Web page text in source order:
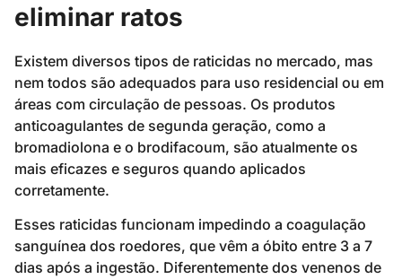
eliminar ratos
Existem diversos tipos de raticidas no mercado, mas
nem todos são adequados para uso residencial ou em
áreas com circulação de pessoas. Os produtos
anticoagulantes de segunda geração, como a
bromadiolona e o brodifacoum, são atualmente os
mais eficazes e seguros quando aplicados
corretamente.
Esses raticidas funcionam impedindo a coagulação
sanguínea dos roedores, que vêm a óbito entre 3 a 7
dias após a ingestão. Diferentemente dos venenos de